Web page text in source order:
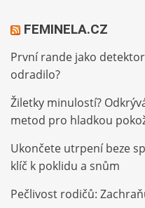
FEMINELA.CZ
První rande jako
odradilo?
Žiletky minulostí?
metod pro hladkou
Ukončete utrpení beze
klíč k poklidu a snům
Pečlivost rodičů: